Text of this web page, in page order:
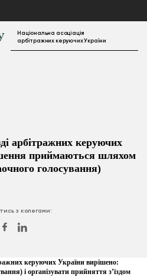
Національна асоціація
арбітражних керуючих України
арбітражних керуючих
приймаються шляхом
голосування)
з колегами:
керуючих України вирішено:
і організувати прийняття з’їздом